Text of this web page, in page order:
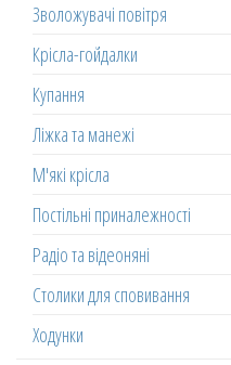
Зволожувачі повітря
Крісла-гойдалки
Купання
Ліжка та манежі
М'які крісла
Постільні приналежності
Радіо та відеоняні
Столики для сповивання
Ходунки